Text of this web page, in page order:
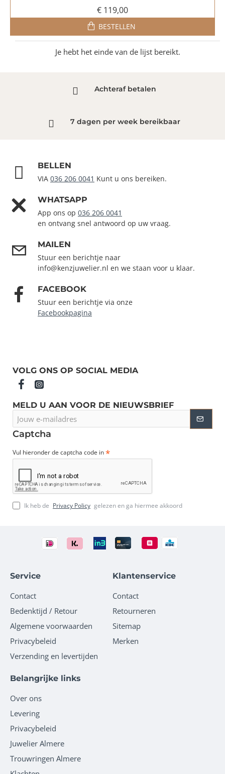
€ 119,00
BESTELLEN
Je hebt het einde van de lijst bereikt.
Achteraf betalen
7 dagen per week bereikbaar
BELLEN
VIA 036 206 0041 Kunt u ons bereiken.
WHATSAPP
App ons op 036 206 0041
en ontvang snel antwoord op uw vraag.
MAILEN
Stuur een berichtje naar
info@kenzjuwelier.nl en we staan voor u klaar.
FACEBOOK
Stuur een berichtje via onze
Facebookpagina
VOLG ONS OP SOCIAL MEDIA
MELD U AAN VOOR DE NIEUWSBRIEF
e-
mailadres
Captcha
Vul hieronder de captcha code in
Ik heb de Privacy Policy gelezen en ga hiermee akkoord
Service
Contact
Bedenktijd / Retour
Algemene voorwaarden
Privacybeleid
Verzending en levertijden
Klantenservice
Contact
Retourneren
Sitemap
Merken
Belangrijke links
Over ons
Levering
Privacybeleid
Juwelier Almere
Trouwringen Almere